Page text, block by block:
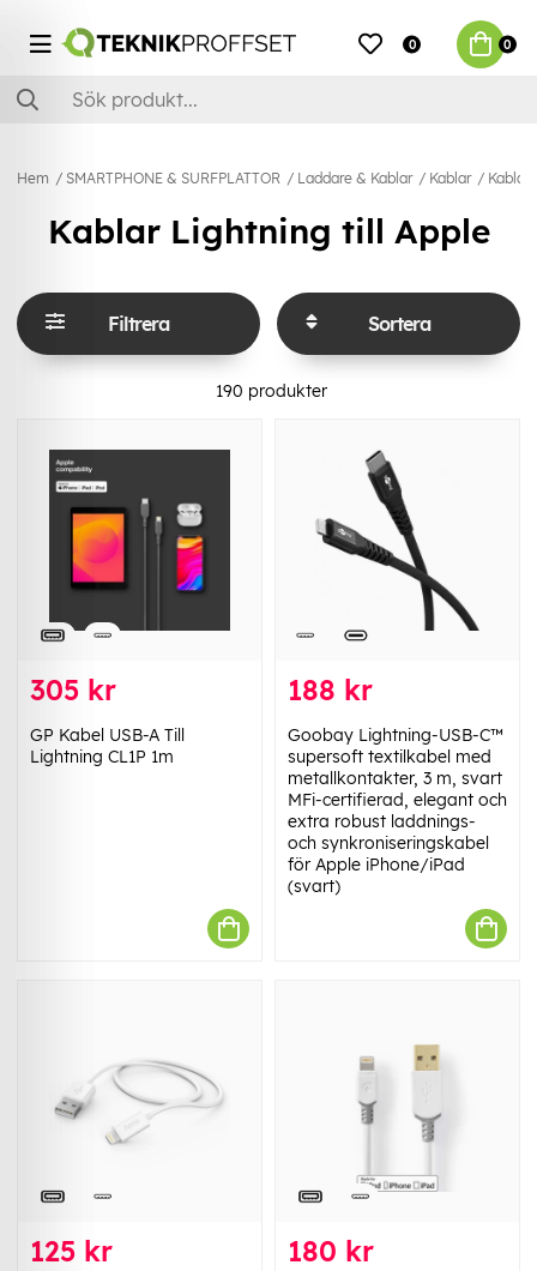
0 0
Hem SMARTPHONE & SURFPLATTOR Laddare & Kablar Kablar Kablar
Kablar Lightning till Apple
Filtrera Sortera
190 produkter
305 kr
GP Kabel USB-A Till
Lightning CL1P 1m
188 kr
Goobay Lightning-USB-C™
supersoft textilkabel med
metallkontakter, 3 m, svart
MFi-certifierad, elegant och
extra robust laddnings-
och synkroniseringskabel
för Apple iPhone/iPad
(svart)
125 kr 180 kr